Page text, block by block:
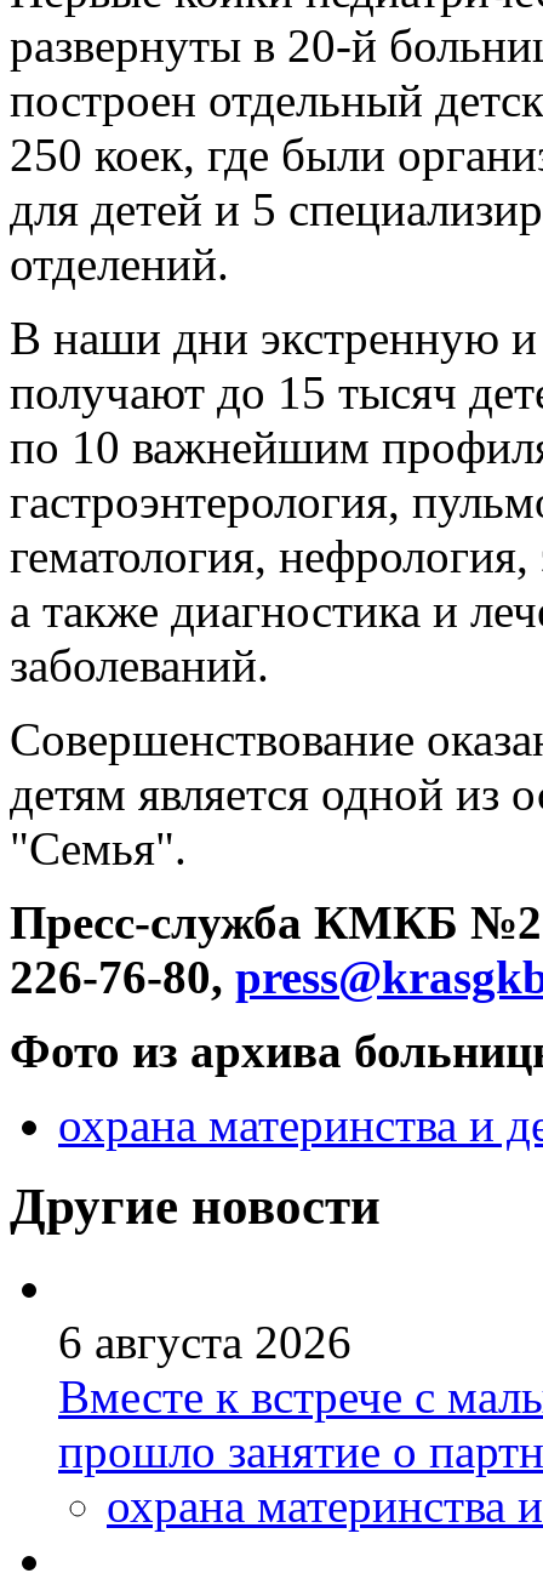
развернуты в 20-й
построен отдельный
250 коек, где были
для детей и 5
отделений.
В наши дни экстренную
получают до 15 тысяч
по 10 важнейшим
гастроэнтерология,
гематология,
а также диагностика и
заболеваний.
Совершенствование
детям является одной из
"Семья".
Пресс-служба КМКБ
226-76-80,
Фото из архива
охрана материнства и
Другие новости
6 августа 2026
Вместе к встрече с
прошло занятие о
охрана материнства